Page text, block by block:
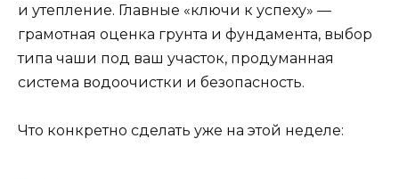
и утепление. Главные «ключи к успеху» —
грамотная оценка грунта и фундамента, выбор
типа чаши под ваш участок, продуманная
система водоочистки и безопасность.
Что конкретно сделать уже на этой неделе: